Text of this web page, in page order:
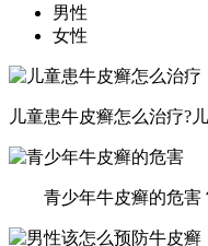
男性
女性
儿童患牛皮癣怎么治疗?
青少年牛皮癣的危害